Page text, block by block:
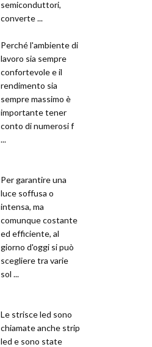
semiconduttori,
converte ...
Perché l'ambiente di
lavoro sia sempre
confortevole e il
rendimento sia
sempre massimo è
importante tener
conto di numerosi f
...
Per garantire una
luce soffusa o
intensa, ma
comunque costante
ed efficiente, al
giorno d'oggi si può
scegliere tra varie
sol ...
Le strisce led sono
chiamate anche strip
led e sono state